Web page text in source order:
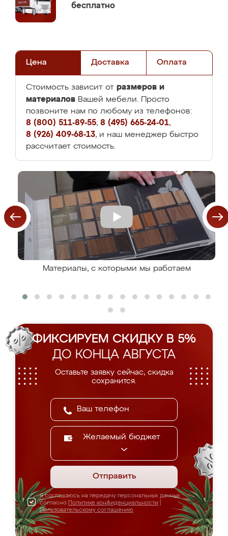
бесплатно
Цена Доставка Оплата
Стоимость зависит от размеров и
материалов Вашей мебели. Просто
позвоните нам по любому из телефонов:
8 (800) 511-89-55, 8 (495) 665-24-01,
8 (926) 409-68-13, и наш менеджер быстро
рассчитает стоимость.
Материалы, с которыми мы работаем
ФИКСИРУЕМ СКИДКУ В 5%
ДО КОНЦА АВГУСТА
Оставьте заявку сейчас, скидка
сохранится.
Желаемый бюджет
Отправить
Я соглашаюсь на передачу персональных данных
согласно Политике конфиденциальности
Пользовательскому соглашению